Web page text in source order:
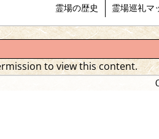
霊場の歴史 霊場巡礼マ
to view this content.